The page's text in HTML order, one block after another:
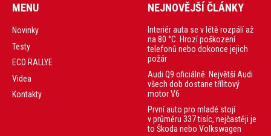
MENU
Novinky
Testy
ECO RALLYE
Videa
Kontakty
NEJNOVĚJŠÍ ČLÁNKY
Interiér auta se v létě rozpálí až
na 80 °C. Hrozí poškození
telefonů nebo dokonce jejich
požár
Audi Q9 oficiálně: Největší Audi
všech dob dostane třílitový
motor V6
První auto pro mladé stojí
v průměru 337 tisíc, nejčastěji je
to Škoda nebo Volkswagen